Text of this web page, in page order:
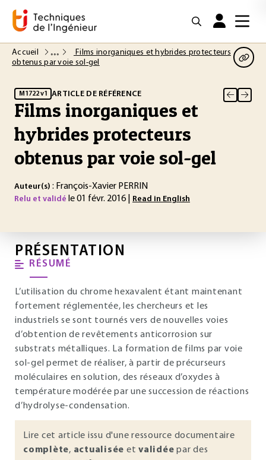
Accueil
Films inorganiques et hybrides protecteurs
obtenus par voie sol-gel
M1722 v1 ARTICLE DE RÉFÉRENCE
Films inorganiques et
hybrides protecteurs
obtenus par voie sol-gel
Auteur(s) : François-Xavier PERRIN
Relu et validé le 01 févr. 2016 | Read in English
PRÉSENTATION
RÉSUMÉ
L’utilisation du chrome hexavalent étant maintenant
fortement réglementée, les chercheurs et les
industriels se sont tournés vers de nouvelles voies
d’obtention de revêtements anticorrosion sur
substrats métalliques. La formation de films par voie
sol-gel permet de réaliser, à partir de précurseurs
moléculaires en solution, des réseaux d’oxydes à
température modérée par une succession de réactions
d’hydrolyse-condensation.
Lire cet article issu d'une ressource documentaire
complète, actualisée et validée par des